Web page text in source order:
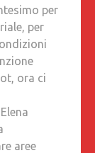
per
per
ora ci
aree